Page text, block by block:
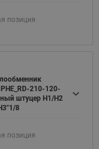
позиция
210-120-
штуцер H1/H2
8
позиция